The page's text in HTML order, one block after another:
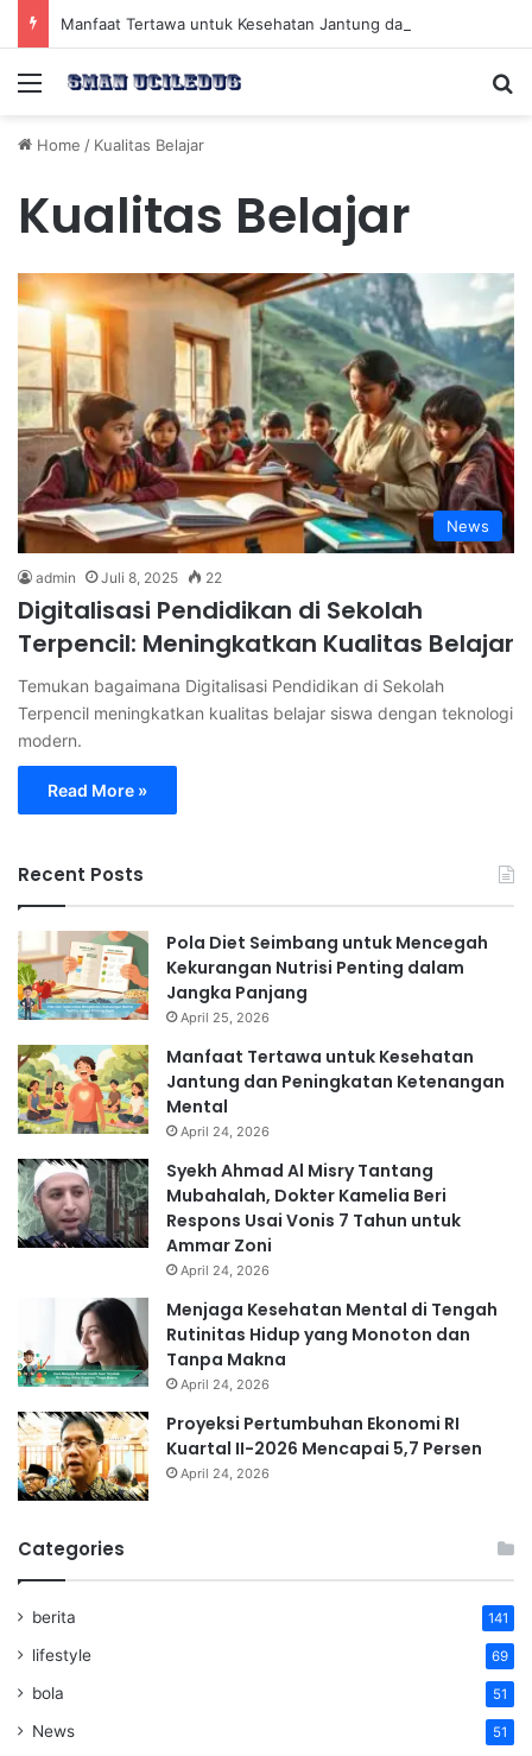
Menu
Home / Kualitas Belajar
Kualitas Belajar
News
admin Juli 8, 2025 22
Digitalisasi Pendidikan di Sekolah
Terpencil: Meningkatkan Kualitas Belajar
Temukan bagaimana Digitalisasi Pendidikan di Sekolah
Terpencil meningkatkan kualitas belajar siswa dengan teknologi
modern.
Read More »
Recent Posts
Pola Diet Seimbang untuk Mencegah
Kekurangan Nutrisi Penting dalam
Jangka Panjang
April 25, 2026
Manfaat Tertawa untuk Kesehatan
Jantung dan Peningkatan Ketenangan
Mental
April 24, 2026
Syekh Ahmad Al Misry Tantang
Mubahalah, Dokter Kamelia Beri
Respons Usai Vonis 7 Tahun untuk
Ammar Zoni
April 24, 2026
Menjaga Kesehatan Mental di Tengah
Rutinitas Hidup yang Monoton dan
Tanpa Makna
April 24, 2026
Proyeksi Pertumbuhan Ekonomi RI
Kuartal II-2026 Mencapai 5,7 Persen
April 24, 2026
Categories
berita 141
lifestyle 69
bola 51
News 51